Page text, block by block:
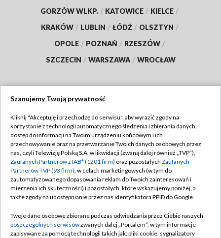
GORZÓW WLKP. / KATOWICE / KIELCE /
KRAKÓW / LUBLIN / ŁÓDŹ / OLSZTYN /
OPOLE / POZNAŃ / RZESZÓW /
SZCZECIN / WARSZAWA / WROCŁAW
TVP
Abonament TVP
Emisja w TVP
Centrum informacji TVP
Naziemna Telewizja Cyfrowa
Rada Programowa
Regulamin TVP
Polityka prywatności
Moje zgody
Pomoc
Kontakt
Szanujemy Twoją prywatność
Kliknij "Akceptuję i przechodzę do serwisu", aby wyrazić zgody na
korzystanie z technologii automatycznego śledzenia i zbierania danych,
dostęp do informacji na Twoim urządzeniu końcowym i ich
przechowywanie oraz na przetwarzanie Twoich danych osobowych przez
nas, czyli Telewizję Polską S.A. w likwidacji (zwaną dalej również „TVP”),
Zaufanych Partnerów z IAB* (1201 firm) oraz pozostałych Zaufanych
Partnerów TVP (93 firm), w celach marketingowych (w tym do
zautomatyzowanego dopasowania reklam do Twoich zainteresowań i
mierzenia ich skuteczności) i pozostałych, które wskazujemy poniżej, a
także zgody na udostępnianie przez nas identyfikatora PPID do Google.
Twoje dane osobowe zbierane podczas odwiedzania przez Ciebie naszych
poszczególnych serwisówzwanych dalej „Portalem”, w tym informacje
zapisywane za pomocą technologii takich jak: pliki cookie, sygnalizatory